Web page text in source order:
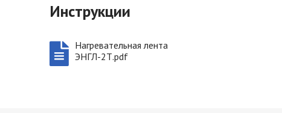
Инструкции
Нагревательная лента
ЭНГЛ-2Т.pdf